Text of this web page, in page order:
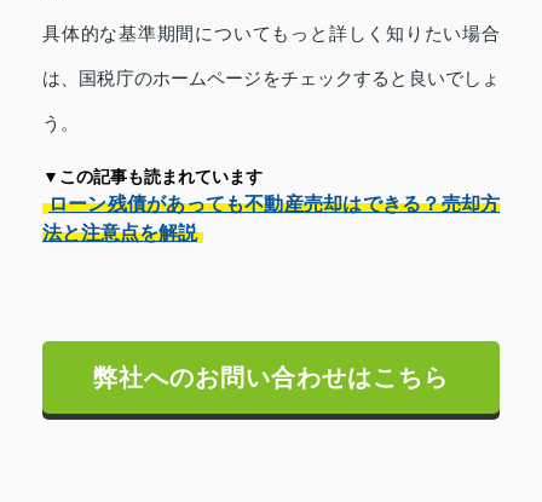
具体的な基準期間についてもっと詳しく知りたい場合
は、国税庁のホームページをチェックすると良いでしょ
う。
▼この記事も読まれています
ローン残債があっても不動産売却はできる？売却方
法と注意点を解説
弊社へのお問い合わせはこちら